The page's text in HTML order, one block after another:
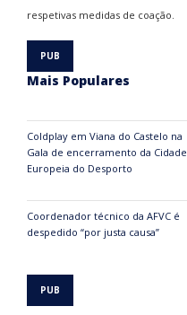
respetivas medidas de coação.
Mais Populares
Coldplay em Viana do Castelo na
Gala de encerramento da Cidade
Europeia do Desporto
Coordenador técnico da AFVC é
despedido “por justa causa”